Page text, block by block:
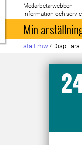
Till startsida
Medarbetarwebben
Information och
Min
start mw / Disp Lara